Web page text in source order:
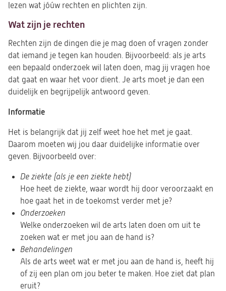
lezen wat jóúw rechten en plichten zijn.
Wat zijn je rechten
Rechten zijn de dingen die je mag doen of vragen zonder
dat iemand je tegen kan houden. Bijvoorbeeld: als je arts
een bepaald onderzoek wil laten doen, mag jij vragen hoe
dat gaat en waar het voor dient. Je arts moet je dan een
duidelijk en begrijpelijk antwoord geven.
Informatie
Het is belangrijk dat jij zelf weet hoe het met je gaat.
Daarom moeten wij jou daar duidelijke informatie over
geven. Bijvoorbeeld over:
De ziekte (als je een ziekte hebt)
Hoe heet de ziekte, waar wordt hij door veroorzaakt en
hoe gaat het in de toekomst verder met je?
Onderzoeken
Welke onderzoeken wil de arts laten doen om uit te
zoeken wat er met jou aan de hand is?
Behandelingen
Als de arts weet wat er met jou aan de hand is, heeft hij
of zij een plan om jou beter te maken. Hoe ziet dat plan
eruit?